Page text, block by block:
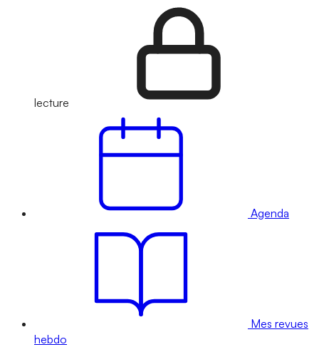
lecture
Agenda
Mes revues
hebdo